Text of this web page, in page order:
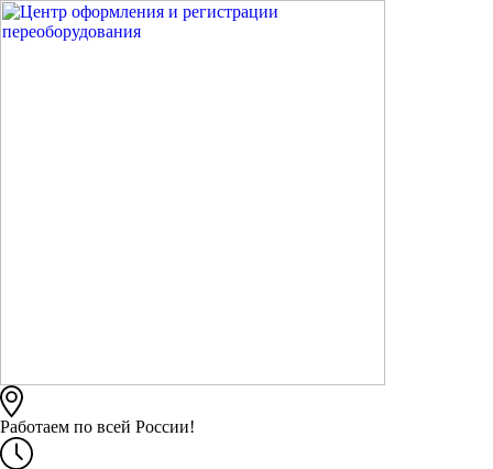
Работаем по всей России!